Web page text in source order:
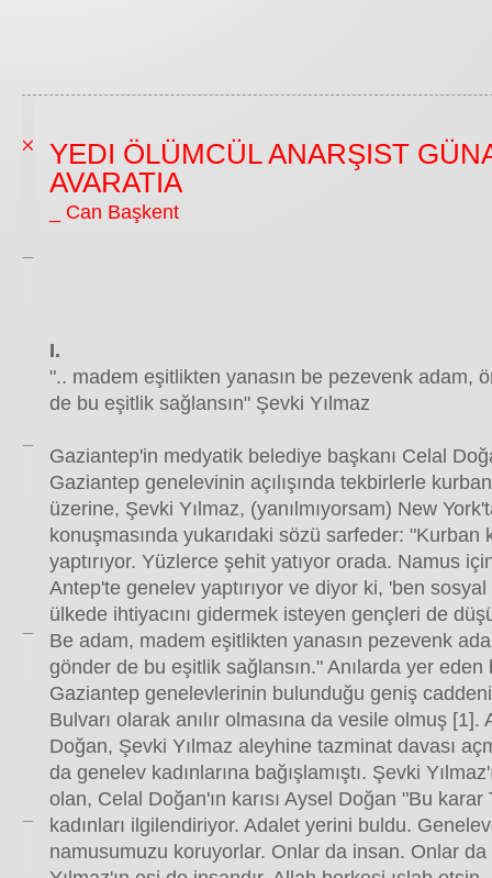
YEDI ÖLÜMCÜL ANARŞIST
AVARATIA
_ Can Başkent
I.
".. madem eşitlikten yanasın be pezevenk adam,
de bu eşitlik sağlansın" Şevki Yılmaz
Gaziantep'in medyatik belediye başkanı Celal
Gaziantep genelevinin açılışında tekbirlerle
üzerine, Şevki Yılmaz, (yanılmıyorsam) New
konuşmasında yukarıdaki sözü sarfeder: "Kurban
yaptırıyor. Yüzlerce şehit yatıyor orada. Namus
Antep'te genelev yaptırıyor ve diyor ki, 'ben
ülkede ihtiyacını gidermek isteyen gençleri de
Be adam, madem eşitlikten yanasın pezevenk
gönder de bu eşitlik sağlansın." Anılarda yer
Gaziantep genelevlerinin bulunduğu geniş
Bulvarı olarak anılır olmasına da vesile olmuş [1].
Doğan, Şevki Yılmaz aleyhine tazminat davası
da genelev kadınlarına bağışlamıştı. Şevki
olan, Celal Doğan'ın karısı Aysel Doğan "Bu
kadınları ilgilendiriyor. Adalet yerini buldu.
namusumuzu koruyorlar. Onlar da insan. Onlar da